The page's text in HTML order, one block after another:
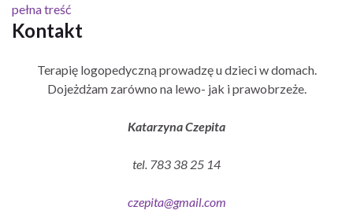
pełna treść
Kontakt
Terapię logopedyczną prowadzę u dzieci w domach.
Dojeżdżam zarówno na lewo- jak i prawobrzeże.
Katarzyna Czepita
tel. 783 38 25 14
czepita@gmail.com